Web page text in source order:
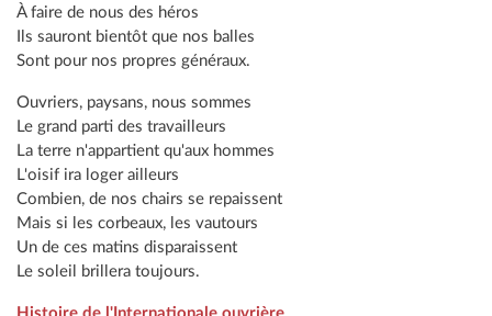
À faire de nous des héros
Ils sauront bientôt que nos balles
Sont pour nos propres généraux.
Ouvriers, paysans, nous sommes
Le grand parti des travailleurs
La terre n'appartient qu'aux hommes
L'oisif ira loger ailleurs
Combien, de nos chairs se repaissent
Mais si les corbeaux, les vautours
Un de ces matins disparaissent
Le soleil brillera toujours.